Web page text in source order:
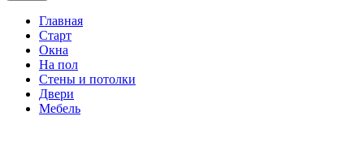
Главная
Старт
Окна
На пол
Стены и потолки
Двери
Мебель